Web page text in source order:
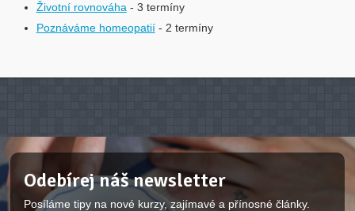
Životní rovnováha - 3 termíny
Poznáváme homeopatií - 2 termíny
Odebírej náš newsletter
Posíláme tipy na nové kurzy, zajímavé a přínosné články.